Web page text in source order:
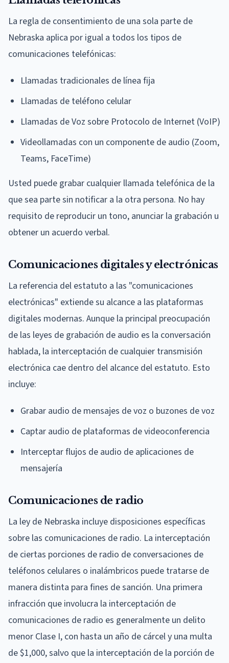
La regla de consentimiento de una sola parte de
Nebraska aplica por igual a todos los tipos de
comunicaciones telefónicas:
Llamadas tradicionales de línea fija
Llamadas de teléfono celular
Llamadas de Voz sobre Protocolo de Internet (VoIP)
Videollamadas con un componente de audio (Zoom,
Teams, FaceTime)
Usted puede grabar cualquier llamada telefónica de la
que sea parte sin notificar a la otra persona. No hay
requisito de reproducir un tono, anunciar la grabación u
obtener un acuerdo verbal.
Comunicaciones digitales y electrónicas
La referencia del estatuto a las "comunicaciones
electrónicas" extiende su alcance a las plataformas
digitales modernas. Aunque la principal preocupación
de las leyes de grabación de audio es la conversación
hablada, la interceptación de cualquier transmisión
electrónica cae dentro del alcance del estatuto. Esto
incluye:
Grabar audio de mensajes de voz o buzones de voz
Captar audio de plataformas de videoconferencia
Interceptar flujos de audio de aplicaciones de
mensajería
Comunicaciones de radio
La ley de Nebraska incluye disposiciones específicas
sobre las comunicaciones de radio. La interceptación
de ciertas porciones de radio de conversaciones de
teléfonos celulares o inalámbricos puede tratarse de
manera distinta para fines de sanción. Una primera
infracción que involucra la interceptación de
comunicaciones de radio es generalmente un delito
menor Clase I, con hasta un año de cárcel y una multa
de $1,000, salvo que la interceptación de la porción de